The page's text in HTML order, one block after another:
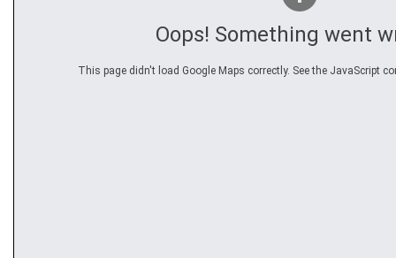
Oops! Something went
This page didn't load Google Maps correctly. See the JavaScript